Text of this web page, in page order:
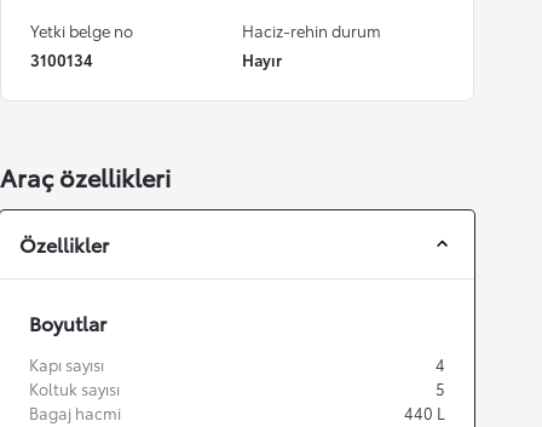
Yetki belge no
3100134
Haciz-rehin durum
Hayır
Araç özellikleri
Özellikler
Boyutlar
Kapı sayısı
4
Koltuk sayısı
5
Bagaj hacmi
440 L